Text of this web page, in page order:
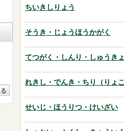
ちいきしりょう
そうき・じょうほうかがく
てつがく・しんり・しゅうき
れきし・でんき・ちり（りょ
せいじ・ほうりつ・けいざい